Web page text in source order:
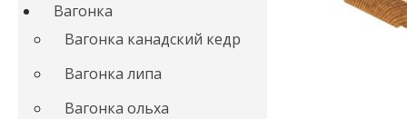
Вагонка
Вагонка канадский кедр
Вагонка липа
Вагонка ольха